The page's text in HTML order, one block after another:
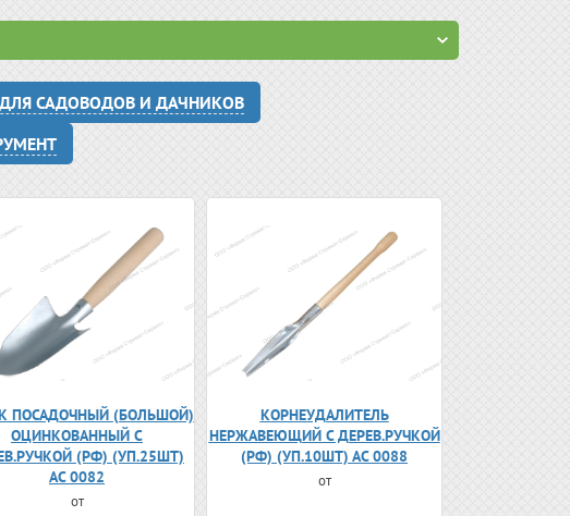
САДОВОДОВ И ДАЧНИКОВ
ПОСАДОЧНЫЙ (БОЛЬШОЙ)
ОЦИНКОВАННЫЙ С
(РФ) (УП.25ШТ)
АС 0082
от
КОРНЕУДАЛИТЕЛЬ
НЕРЖАВЕЮЩИЙ С ДЕРЕВ.РУЧКОЙ
(РФ) (УП.10ШТ) АС 0088
от